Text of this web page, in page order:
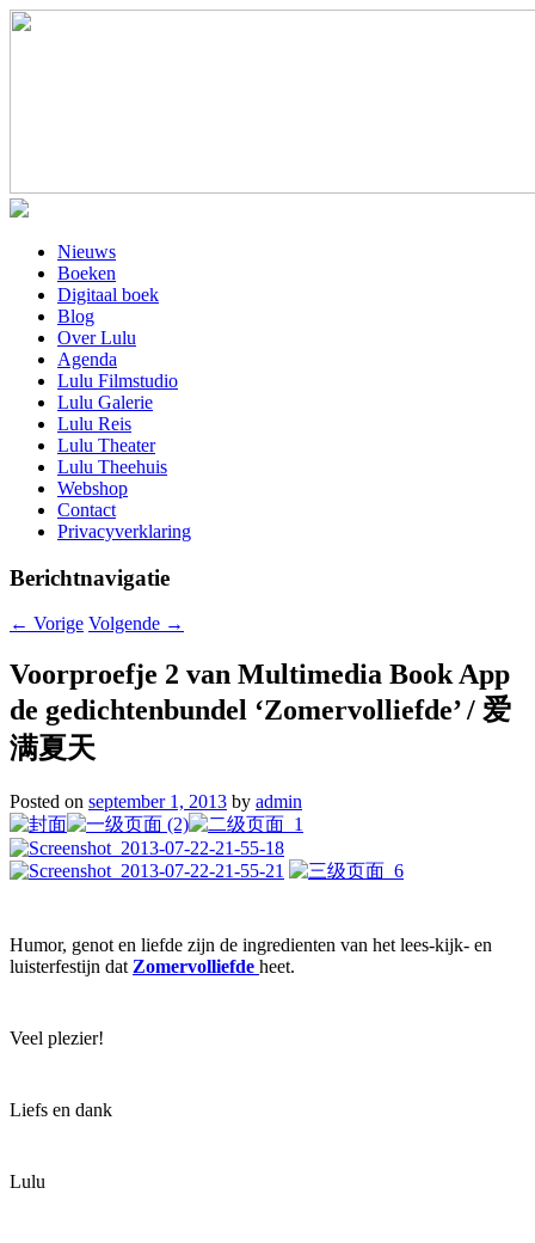
Nieuws
Boeken
Digitaal boek
Blog
Over Lulu
Agenda
Lulu Filmstudio
Lulu Galerie
Lulu Reis
Lulu Theater
Lulu Theehuis
Webshop
Contact
Privacyverklaring
Berichtnavigatie
← Vorige Volgende →
Voorproefje 2 van Multimedia Book App
de gedichtenbundel ‘Zomervolliefde’ / 爱
满夏天
Posted on september 1, 2013 by admin
Humor, genot en liefde zijn de ingredienten van het lees-kijk- en
luisterfestijn dat Zomervolliefde heet.
Veel plezier!
Liefs en dank
Lulu